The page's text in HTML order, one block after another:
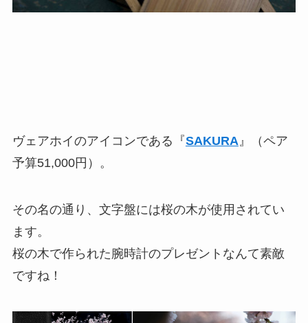
ヴェアホイのアイコンである『SAKURA』（ペア
予算51,000円）。
その名の通り、文字盤には桜の木が使用されてい
ます。
桜の木で作られた腕時計のプレゼントなんて素敵
ですね！